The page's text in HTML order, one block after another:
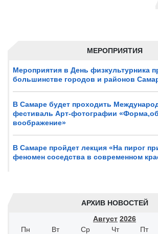
МЕРОПРИЯТИЯ
Мероприятия в День физкультурника
большинстве городов и районов
В Самаре будет проходить
фестиваль Арт-фотографии
воображение»
В Самаре пройдет лекция «На пирог
феномен соседства в современном
АРХИВ НОВОСТЕЙ
Август 2026
Пн
Вт Ср Чт Пт